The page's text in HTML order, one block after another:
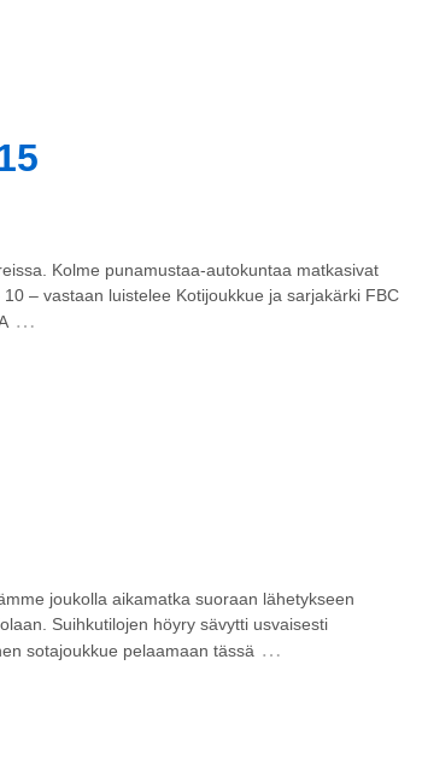
Kolme punamustaa-autokuntaa matkasivat
– vastaan luistelee Kotijoukkue ja sarjakärki FBC
…
joukolla aikamatka suoraan lähetykseen
Suihkutilojen höyry sävytti usvaisesti
sotajoukkue pelaamaan tässä …